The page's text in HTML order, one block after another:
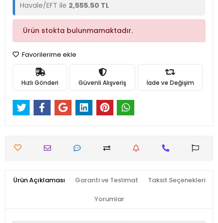
Havale/EFT ile 2,555.50 TL
Ürün stokta bulunmamaktadır.
Favorilerime ekle
Hızlı Gönderi Güvenli Alışveriş İade ve Değişim
Ürün Açıklaması Garanti ve Teslimat Taksit Seçenekleri
Yorumlar